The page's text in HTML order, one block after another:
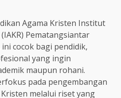
Agama Kristen Institut
Pematangsiantar
cocok bagi pendidik,
yang ingin
maupun rohani.
pada pengembangan
melalui riset yang